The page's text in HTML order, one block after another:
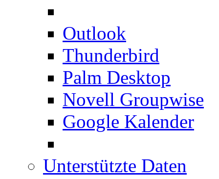
Outlook
Thunderbird
Palm Desktop
Novell Groupwise
Google Kalender
Unterstützte Daten